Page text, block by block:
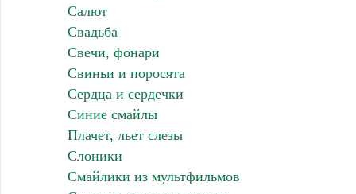
Салют
Свадьба
Свечи, фонари
Свиньи и поросята
Сердца и сердечки
Синие смайлы
Плачет, льет слезы
Слоники
Смайлики из мультфильмов